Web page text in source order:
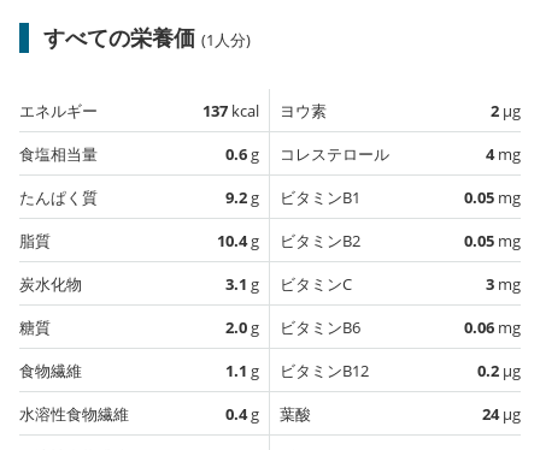
すべての栄養価 (1人分)
エネルギー 137 kcal
食塩相当量
0.6g
たんぱく質
9.2g
脂質
10.4g
炭水化物
3.1 g
糖質
2.0g
食物繊維
1.1 g
水溶性食物繊維
0.4g
ヨウ素 2 µg
コレステロール
4mg
ビタミンB1
0.05 mg
ビタミンB2
0.05 mg
ビタミンC
3 mg
ビタミンB6
0.06 mg
ビタミンB12
0.2 µg
葉酸
24µg